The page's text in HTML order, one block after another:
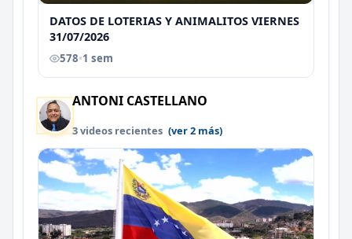
DATOS DE LOTERIAS Y ANIMALITOS VIERNES
31/07/2026
578•1 sem
ANTONI CASTELLANO
3 videos recientes (ver 2 más)